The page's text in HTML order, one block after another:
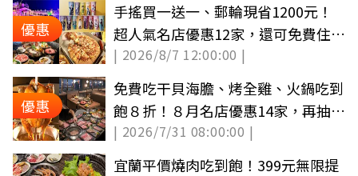
優惠
手搖買一送一、郵輪現省1200元！
超人氣名店優惠12家，還可免費住童
話城堡旅宿
| 2026/8/7 12:00:00 |
優惠
免費吃干貝海膽、烤全雞、火鍋吃到
飽８折！８月名店優惠14家，再抽古
堡旅宿
| 2026/7/31 08:00:00 |
宜蘭平價燒肉吃到飽！399元無限提